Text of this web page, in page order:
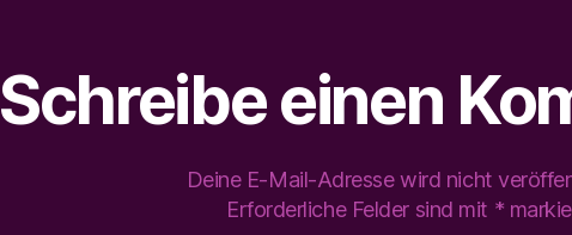
Schreibe einen
Deine E-Mail-Adresse wird nicht
Erforderliche Felder sind mit *